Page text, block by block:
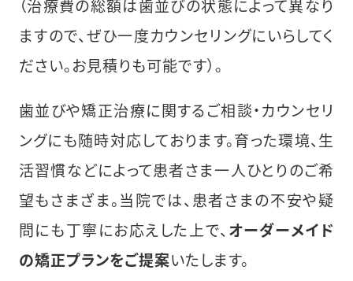
（治療費の総額は歯並びの状態によって異なり
ますので、ぜひ一度カウンセリングにいらしてく
ださい。お見積りも可能です）。
歯並びや矯正治療に関するご相談・カウンセリ
ングにも随時対応しております。育った環境、生
活習慣などによって患者さま一人ひとりのご希
望もさまざま。当院では、患者さまの不安や疑
問にも丁寧にお応えした上で、 オーダーメイド
の矯正プランをご提案いたします。